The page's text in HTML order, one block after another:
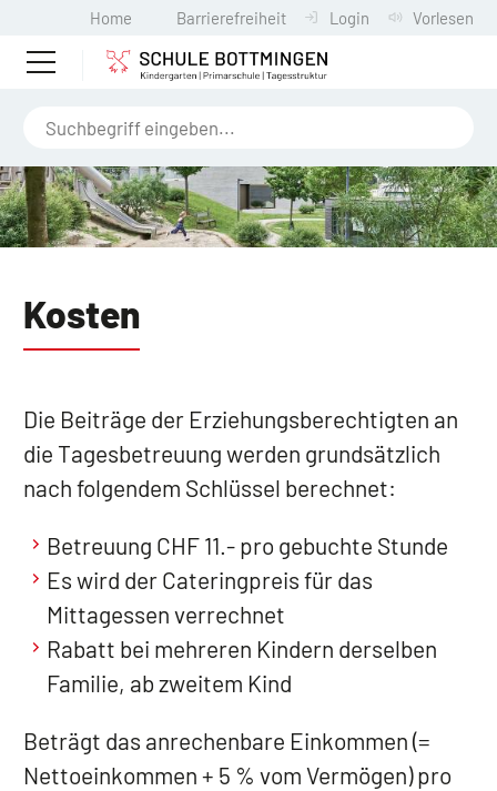
Home Barrierefreiheit Login Vorlesen
Kosten
Die Beiträge der Erziehungsberechtigten an
die Tagesbetreuung werden grundsätzlich
nach folgendem Schlüssel berechnet:
Betreuung CHF 11.- pro gebuchte Stunde
Es wird der Cateringpreis für das
Mittagessen verrechnet
Rabatt bei mehreren Kindern derselben
Familie, ab zweitem Kind
Beträgt das anrechenbare Einkommen (=
Nettoeinkommen + 5 % vom Vermögen) pro